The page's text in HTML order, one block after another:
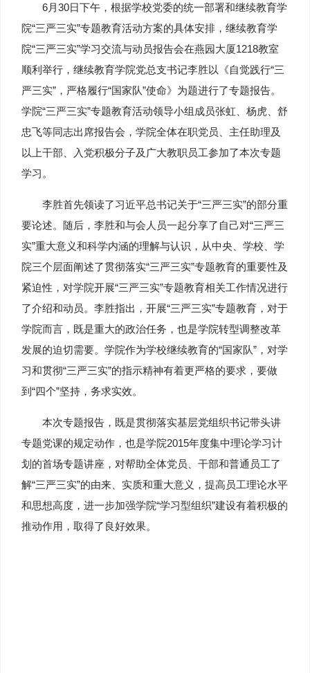
6月30日下午，根据学校党委的统一部署和继续教育学
院“三严三实”专题教育活动方案的具体安排，继续教育学
院“三严三实”学习交流与动员报告会在燕园大厦1218教室
顺利举行，继续教育学院党总支书记李胜以《自觉践行“三
严三实”，严格履行“国家队”使命》为题进行了专题报告。
学院“三严三实”专题教育活动领导小组成员张虹、杨虎、舒
忠飞等同志出席报告会，学院全体在职党员、主任助理及
以上干部、入党积极分子及广大教职员工参加了本次专题
学习。
李胜首先领读了习近平总书记关于“三严三实”的部分重
要论述。随后，李胜和与会人员一起分享了自己对“三严三
实”重大意义和科学内涵的理解与认识，从中央、学校、学
院三个层面阐述了贯彻落实“三严三实”专题教育的重要性及
紧迫性，对学院开展“三严三实”专题教育相关工作情况进行
了介绍和动员。李胜指出，开展“三严三实”专题教育，对于
学院而言，既是重大的政治任务，也是学院转型调整改革
发展的迫切需要。学院作为学校继续教育的“国家队”，对学
习和贯彻“三严三实”的指示精神有着更严格的要求，要做
到“四个”坚持，务求实效。
本次专题报告，既是贯彻落实基层党组织书记带头讲
专题党课的规定动作，也是学院2015年度集中理论学习计
划的首场专题讲座，对帮助全体党员、干部和普通员工了
解“三严三实”的由来、实质和重大意义，提高员工理论水平
和思想高度，进一步加强学院“学习型组织”建设有着积极的
推动作用，取得了良好效果。